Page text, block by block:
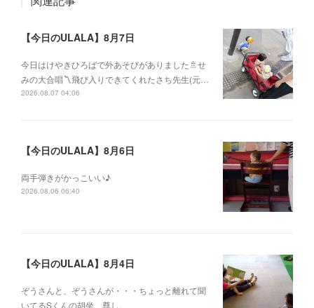
【今日のULALA】8月7日
今日はけやきひろばで外あそびがありました🚿せ
みの大合唱〽飛び入りできてくれたさち先生(元…
2026.08.07 04:06
【今日のULALA】8月6日
両手弾きがかっこいい♪
2026.08.06 06:40
【今日のULALA】8月4日
ぞうさんと、ぞうさんが・・・ちょっと離れて聞
いてるSくんの胡坐、尊し。